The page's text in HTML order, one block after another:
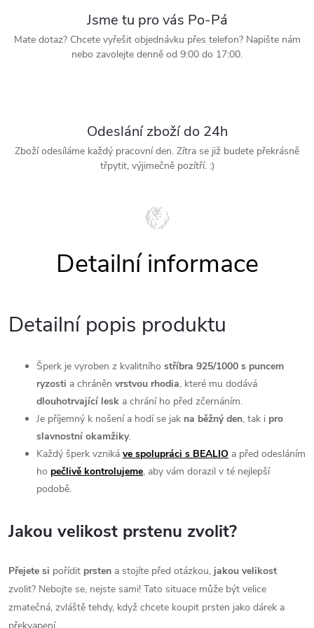
Jsme tu pro vás Po-Pá
Mate dotaz? Chcete vyřešit objednávku přes telefon? Napište nám
nebo zavolejte denně od 9:00 do 17:00.
Odeslání zboží do 24h
Zboží odesíláme každý pracovní den. Zítra se již budete překrásně
třpytit, výjimečně pozítří. :)
Detailní popis produktu
Šperk je vyroben z kvalitního stříbra 925/1000 s puncem
ryzosti a chráněn vrstvou rhodia, které mu dodává
dlouhotrvající lesk a chrání ho před zčernáním.
Je příjemný k nošení a hodí se jak na běžný den, tak i pro
slavnostní okamžiky.
Každý šperk vzniká ve spolupráci s BEALIO a před odesláním
ho pečlivě kontrolujeme, aby vám dorazil v té nejlepší
podobě.
Jakou velikost prstenu zvolit?
Přejete si pořídit prsten a stojíte před otázkou, jakou velikost
zvolit? Nebojte se, nejste sami! Tato situace může být velice
zmatečná, zvláště tehdy, když chcete koupit prsten jako dárek a